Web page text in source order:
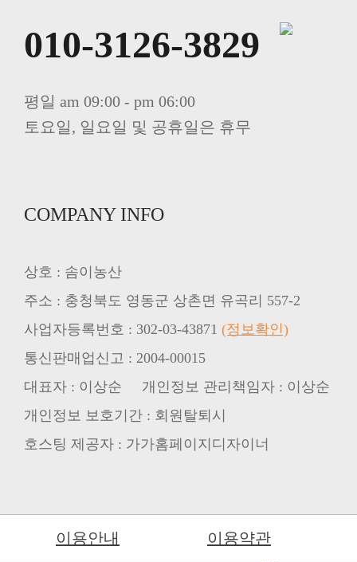
010-3126-3829
평일 am 09:00 - pm 06:00
토요일, 일요일 및 공휴일은 휴무
COMPANY INFO
상호 : 솜이농산
주소 : 충청북도 영동군 상촌면 유곡리 557-2
사업자등록번호 : 302-03-43871 (정보확인)
통신판매업신고 : 2004-00015
대표자 : 이상순 개인정보 관리책임자 : 이상순
개인정보 보호기간 : 회원탈퇴시
호스팅 제공자 : 가가홈페이지디자이너
이용안내 이용약관